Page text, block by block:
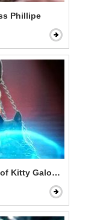
Phillipe
Kitty Galore - Kitty's